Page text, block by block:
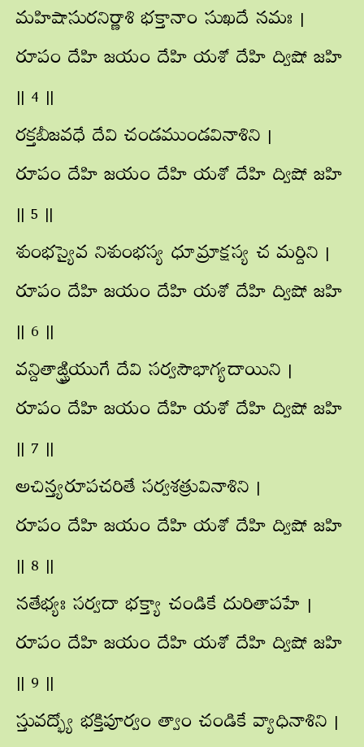
మహిషాసురనిర్ణాశి భక్తానాం సుఖదే నమః |
రూపం దేహి జయం దేహి యశో దేహి ద్విషో జహి
|| 4 ||
రక్తబీజవధే దేవి చండముండవినాశిని |
రూపం దేహి జయం దేహి యశో దేహి ద్విషో జహి
|| 5 ||
శుంభస్యైవ నిశుంభస్య ధూమ్రాక్షస్య చ మర్దిని |
రూపం దేహి జయం దేహి యశో దేహి ద్విషో జహి
|| 6 ||
వన్దితాఙ్ఘ్రియుగే దేవి సర్వసౌభాగ్యదాయిని |
రూపం దేహి జయం దేహి యశో దేహి ద్విషో జహి
|| 7 ||
అచిన్త్యరూపచరితే సర్వశత్రువినాశిని |
రూపం దేహి జయం దేహి యశో దేహి ద్విషో జహి
|| 8 ||
నతేభ్యః సర్వదా భక్త్యా చండికే దురితాపహే |
రూపం దేహి జయం దేహి యశో దేహి ద్విషో జహి
|| 9 ||
స్తువద్భ్యో భక్తిపూర్వం త్వాం చండికే వ్యాధినాశిని |